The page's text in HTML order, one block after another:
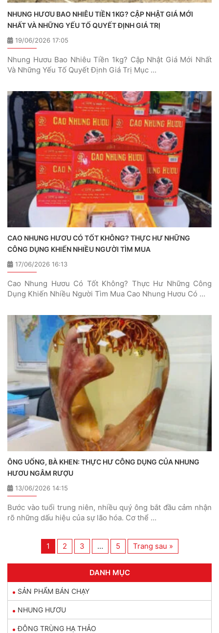
NHUNG HƯƠU BAO NHIÊU TIỀN 1KG? CẬP NHẬT GIÁ MỚI
NHẤT VÀ NHỮNG YẾU TỐ QUYẾT ĐỊNH GIÁ TRỊ
19/06/2026 17:05
Nhung Hươu Bao Nhiêu Tiền 1kg? Cập Nhật Giá Mới Nhất
Và Những Yếu Tố Quyết Định Giá Trị Mục …
CAO NHUNG HƯƠU CÓ TỐT KHÔNG? THỰC HƯ NHỮNG
CÔNG DỤNG KHIẾN NHIỀU NGƯỜI TÌM MUA
17/06/2026 16:13
Cao Nhung Hươu Có Tốt Không? Thực Hư Những Công
Dụng Khiến Nhiều Người Tìm Mua Cao Nhung Hươu Có …
ÔNG UỐNG, BÀ KHEN: THỰC HƯ CÔNG DỤNG CỦA NHUNG
HƯƠU NGÂM RƯỢU
13/06/2026 14:15
Bước vào tuổi trung niên, nhiều quý ông bắt đầu cảm nhận
rõ những dấu hiệu của sự lão hóa. Cơ thể …
1 2 3 … 5 Trang sau »
DANH MỤC
SẢN PHẨM BÁN CHẠY
NHUNG HƯƠU
ĐÔNG TRÙNG HẠ THẢO